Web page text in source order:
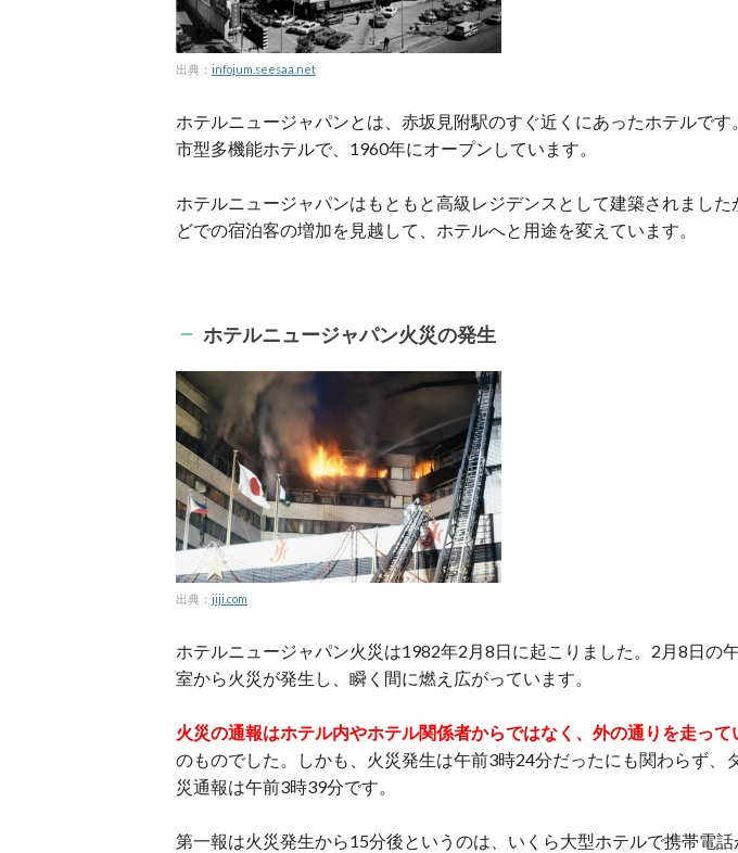
出典： infojum.seesaa.net
ホテルニュージャパンとは、赤坂見附駅のすぐ近くにあったホテルで
市型多機能ホテルで、1960年にオープンしています。
ホテルニュージャパンはもともと高級レジデンスとして建築されまし
どでの宿泊客の増加を見越して、ホテルへと用途を変えています。
ホテルニュージャパン火災の発生
出典： jiji.com
ホテルニュージャパン火災は1982年2月8日に起こりました。2月8日の
室から火災が発生し、瞬く間に燃え広がっています。
火災の通報はホテル内やホテル関係者からではなく、外の通りを走って
のものでした。しかも、火災発生は午前3時24分だったにも関わらず、
災通報は午前3時39分です。
第一報は火災発生から15分後というのは、いくら大型ホテルで携帯電